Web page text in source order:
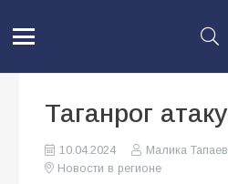
Таганрог
10.04.2024
Малика
Новости в регионе